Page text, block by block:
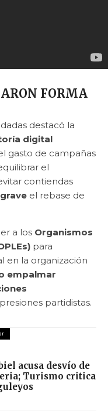
FORMA
destacó la
digital
gasto de campañas
el
contiendas
el rebase de
a los Organismos
para
en la organización
empalmar
partidistas.
acusa desvío de
Turismo critica